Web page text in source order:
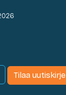
Tilaa uutiskirje